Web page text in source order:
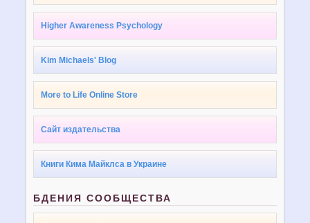
Higher Awareness Psychology
Kim Michaels' Blog
More to Life Online Store
Сайт издательства
Книги Кима Майклса в Украине
БДЕНИЯ СООБЩЕСТВА